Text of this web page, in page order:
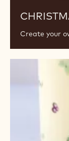
Create your
Handpainted